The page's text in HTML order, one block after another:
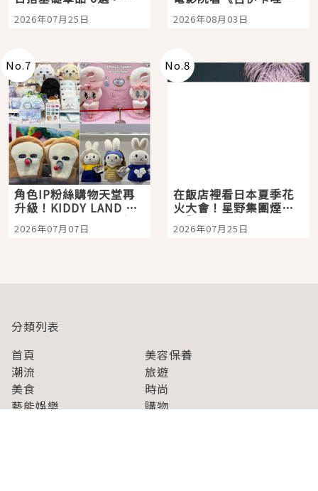
眼全收也不心疼
2026年07月25日 嗎？日本重金屬樂團
「打首」會長與nagano
2026年08月03日
No.7
角色IP粉絲購物天堂再
升級！KIDDY LAND 原
宿店吉伊卡哇迎客，新
開幕 OMOKADO 店3分
2026年07月07日
No.8
在飯店裡看日本夏季花
火大會！星野集團煙火
景觀飯店6選，讓你不用
人擠人悠閒欣賞
2026年07月25日
分類列表
首頁
美容保養
潮流
旅遊
美食
時尚
藝能娛樂
購物